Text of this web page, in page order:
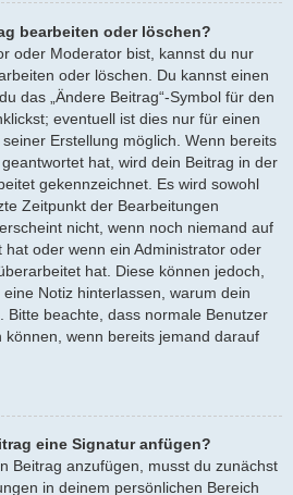
bearbeiten oder löschen?
oder Moderator bist, kannst du nur
oder löschen. Du kannst einen
das „Ändere Beitrag“-Symbol für den
eventuell ist dies nur für einen
Erstellung möglich. Wenn bereits
hat, wird dein Beitrag in der
gekennzeichnet. Es wird sowohl
Zeitpunkt der Bearbeitungen
nicht, wenn noch niemand auf
oder wenn ein Administrator oder
hat. Diese können jedoch,
Notiz hinterlassen, warum dein
Bitte beachte, dass normale Benutzer
können, wenn bereits jemand darauf
eine Signatur anfügen?
Beitrag anzufügen, musst du zunächst
in deinem persönlichen Bereich